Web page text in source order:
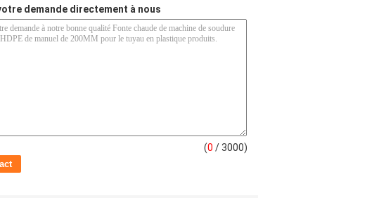
demande directement à nous
(0 / 3000)